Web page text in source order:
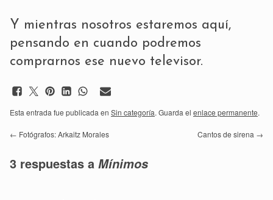
Y mientras nosotros estaremos aquí,
pensando en cuando podremos
comprarnos ese nuevo televisor.
Esta entrada fue publicada en Sin categoría. Guarda el enlace permanente.
← Fotógrafos: Arkaitz Morales Cantos de sirena →
3 respuestas a Mínimos